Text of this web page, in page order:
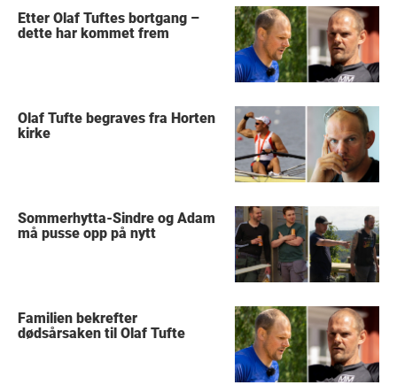
Etter Olaf Tuftes bortgang –
dette har kommet frem
Olaf Tufte begraves fra Horten
kirke
Sommerhytta-Sindre og Adam
må pusse opp på nytt
Familien bekrefter
dødsårsaken til Olaf Tufte